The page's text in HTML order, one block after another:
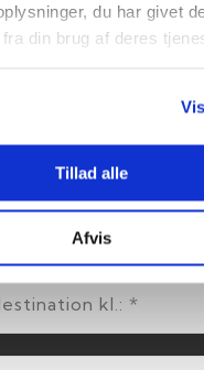
du har givet
din brug af deres
Tillad alle
Afvis